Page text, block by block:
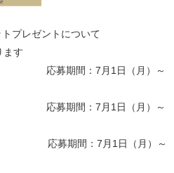
プレゼントについて
ます
応募期間：7月1日（月）～
応募期間：7月1日（月）～
応募期間：7月1日（月）～